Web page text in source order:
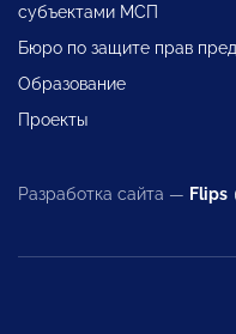
субъектами МСП
Бюро по защите прав
Образование
Проекты
Разработка сайта — Flips